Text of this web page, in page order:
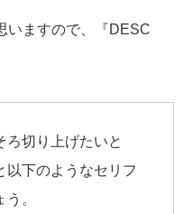
いますので、『DESC
ろ切り上げたいと
以下のようなセリフ
。